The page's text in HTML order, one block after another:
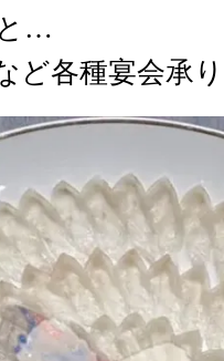
…
ど各種宴会承り